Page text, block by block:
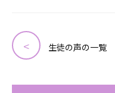
生徒の声の一覧